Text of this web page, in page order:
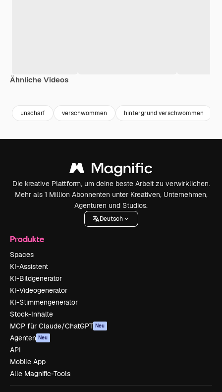
Ähnliche Videos
unscharf verschwommen hintergrund verschwommen
Die kreative Plattform, um deine beste Arbeit zu verwirklichen.
Mehr als 1 Million Abonnenten unter Kreativen, Unternehmen,
Agenturen und Studios.
Deutsch
Produkte
Spaces
KI-Assistent
KI-Bildgenerator
KI-Videogenerator
KI-Stimmengenerator
Stock-Inhalte
MCP für Claude/ChatGPT Neu
Agenten Neu
API
Mobile App
Alle Magnific-Tools